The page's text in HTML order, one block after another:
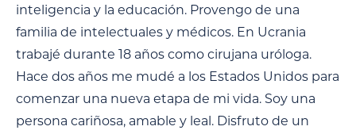
inteligencia y la educación. Provengo de una
familia de intelectuales y médicos. En Ucrania
trabajé durante 18 años como cirujana uróloga.
Hace dos años me mudé a los Estados Unidos para
comenzar una nueva etapa de mi vida. Soy una
persona cariñosa, amable y leal. Disfruto de un